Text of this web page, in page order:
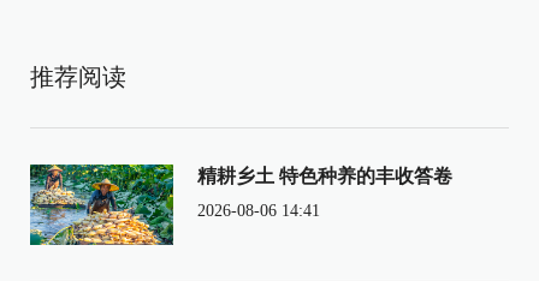
推荐阅读
精耕乡土 特色种养的丰收答卷
2026-08-06 14:41